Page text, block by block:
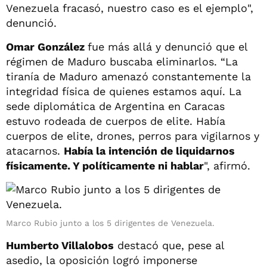
Venezuela fracasó, nuestro caso es el ejemplo",
denunció.
Omar González fue más allá y denunció que el
régimen de Maduro buscaba eliminarlos. “La
tiranía de Maduro amenazó constantemente la
integridad física de quienes estamos aquí. La
sede diplomática de Argentina en Caracas
estuvo rodeada de cuerpos de elite. Había
cuerpos de elite, drones, perros para vigilarnos y
atacarnos. Había la intención de liquidarnos
físicamente. Y políticamente ni hablar", afirmó.
Marco Rubio junto a los 5 dirigentes de Venezuela.
Humberto Villalobos destacó que, pese al
asedio, la oposición logró imponerse